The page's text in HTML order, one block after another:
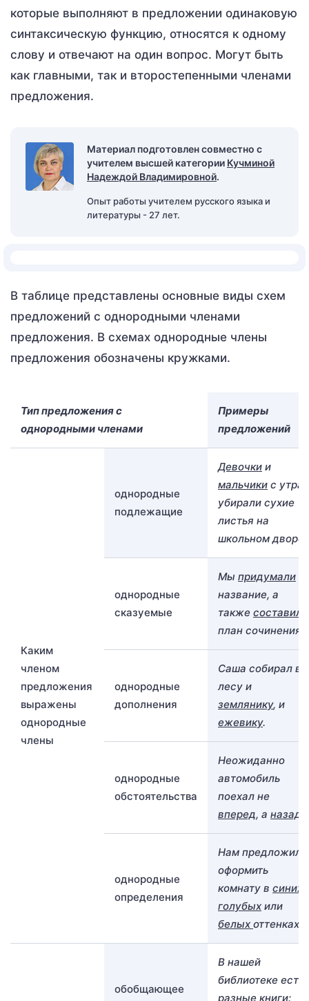
которые выполняют в предложении одинаковую
синтаксическую функцию, относятся к одному
слову и отвечают на один вопрос. Могут быть
как главными, так и второстепенными членами
предложения.
Материал подготовлен совместно с
учителем высшей категории Кучминой
Надеждой Владимировной.
Опыт работы учителем русского языка и
литературы - 27 лет.
В таблице представлены основные виды схем
предложений с однородными членами
предложения. В схемах однородные члены
предложения обозначены кружками.
Тип предложения с
однородными членами
Примеры
предложений
Каким
членом
предложения
выражены
однородные
члены
однородные
подлежащие
Девочки и
мальчики с утра
убирали сухие
листья на
школьном дворе.
однородные
сказуемые
Мы придумали
название, а
также составили
план сочинения.
однородные
дополнения
Саша собирал в
лесу и
землянику, и
ежевику.
однородные
обстоятельства
Неожиданно
автомобиль
поехал не
вперед, а назад
однородные
определения
Нам предложили
оформить
комнату в синих
голубых или
белых оттенках.
обобщающее
В нашей
библиотеке есть
разные книги: